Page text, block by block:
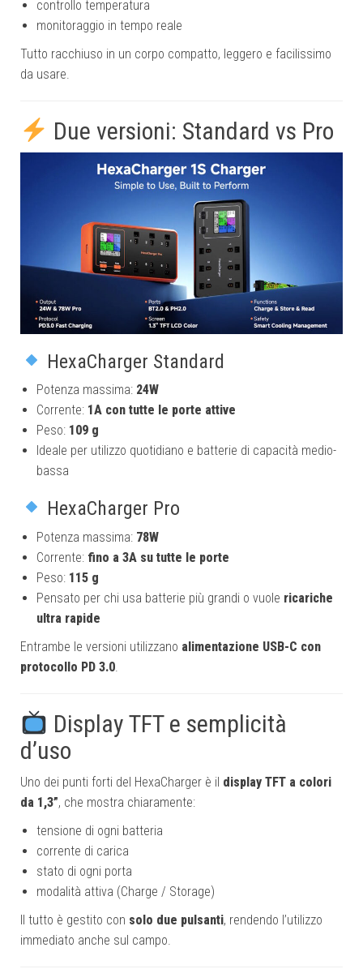
controllo temperatura
monitoraggio in tempo reale
Tutto racchiuso in un corpo compatto, leggero e facilissimo
da usare.
Due versioni: Standard vs Pro
HexaCharger Standard
Potenza massima: 24W
Corrente: 1A con tutte le porte attive
Peso: 109 g
Ideale per utilizzo quotidiano e batterie di capacità medio-
bassa
HexaCharger Pro
Potenza massima: 78W
Corrente: fino a 3A su tutte le porte
Peso: 115 g
Pensato per chi usa batterie più grandi o vuole ricariche
ultra rapide
Entrambe le versioni utilizzano alimentazione USB-C con
protocollo PD 3.0.
Display TFT e semplicità
d’uso
Uno dei punti forti del HexaCharger è il display TFT a colori
da 1,3”, che mostra chiaramente:
tensione di ogni batteria
corrente di carica
stato di ogni porta
modalità attiva (Charge / Storage)
Il tutto è gestito con solo due pulsanti, rendendo l’utilizzo
immediato anche sul campo.